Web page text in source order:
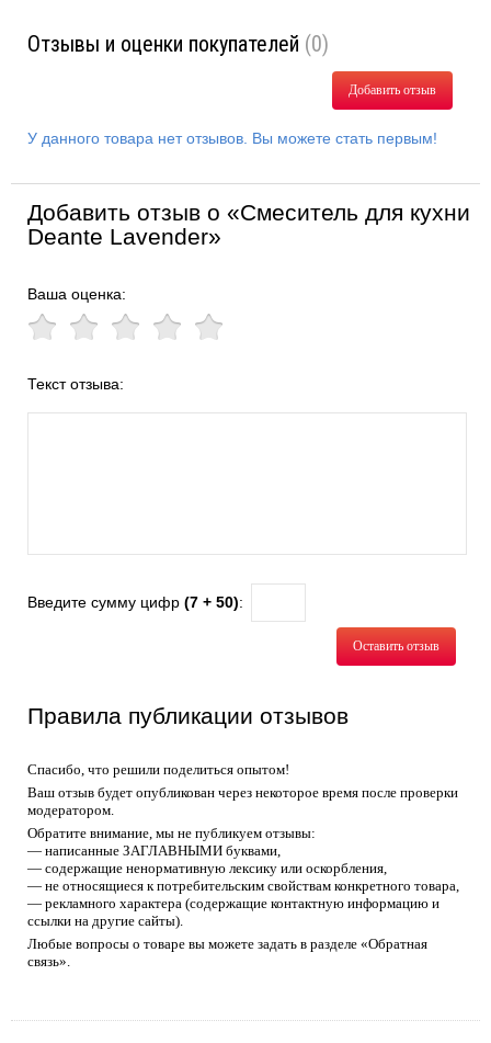
Отзывы и оценки покупателей (0)
Добавить отзыв
У данного товара нет отзывов. Вы можете стать первым!
Добавить отзыв о «Смеситель для кухни
Deante Lavender»
Ваша оценка:
Текст отзыва:
Введите сумму цифр (7 + 50):
Оставить отзыв
Правила публикации отзывов
Спасибо, что решили поделиться опытом!
Ваш отзыв будет опубликован через некоторое время после проверки
модератором.
Обратите внимание, мы не публикуем отзывы:
— написанные ЗАГЛАВНЫМИ буквами,
— содержащие ненормативную лексику или оскорбления,
— не относящиеся к потребительским свойствам конкретного товара,
— рекламного характера (содержащие контактную информацию и
ссылки на другие сайты).
Любые вопросы о товаре вы можете задать в разделе «Обратная
связь».